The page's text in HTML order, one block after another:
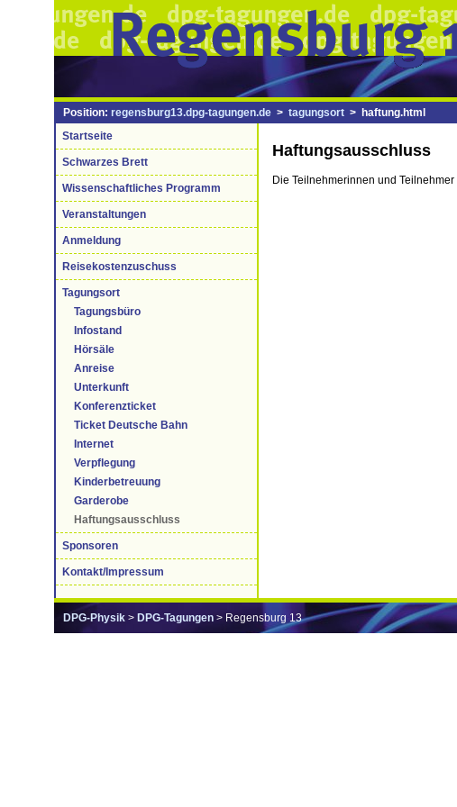
Position: regensburg13.dpg-tagungen.de > tagungsort > haftung.html
Startseite
Schwarzes Brett
Wissenschaftliches Programm
Veranstaltungen
Anmeldung
Reisekostenzuschuss
Tagungsort
Tagungsbüro
Infostand
Hörsäle
Anreise
Unterkunft
Konferenzticket
Ticket Deutsche Bahn
Internet
Verpflegung
Kinderbetreuung
Garderobe
Haftungsausschluss
Sponsoren
Kontakt/Impressum
Haftungsausschluss
Die Teilnehmerinnen und
DPG-Physik > DPG-Tagungen > Regensburg 13